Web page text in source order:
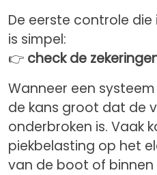
De eerste controle
is simpel:
👉 check de
Wanneer een systeem
de kans groot dat de
onderbroken is. Vaak
piekbelasting op het
van de boot of binnen